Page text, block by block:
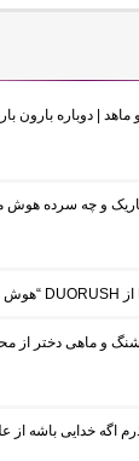
ماهد | دوباره بارون
و چه سرده هوش
قشنگ و ماهی دختر
اگه خدایی باشه از